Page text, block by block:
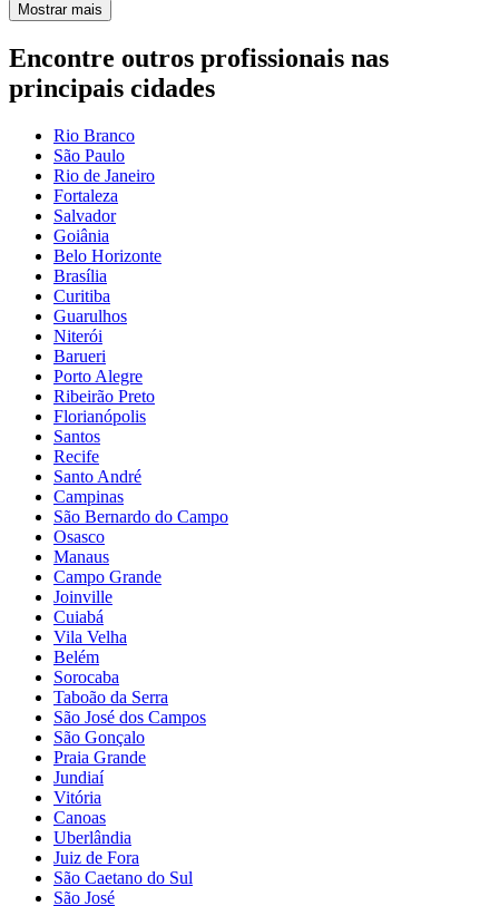
Mostrar mais
Encontre outros profissionais nas
principais cidades
Rio Branco
São Paulo
Rio de Janeiro
Fortaleza
Salvador
Goiânia
Belo Horizonte
Brasília
Curitiba
Guarulhos
Niterói
Barueri
Porto Alegre
Ribeirão Preto
Florianópolis
Santos
Recife
Santo André
Campinas
São Bernardo do Campo
Osasco
Manaus
Campo Grande
Joinville
Cuiabá
Vila Velha
Belém
Sorocaba
Taboão da Serra
São José dos Campos
São Gonçalo
Praia Grande
Jundiaí
Vitória
Canoas
Uberlândia
Juiz de Fora
São Caetano do Sul
São José